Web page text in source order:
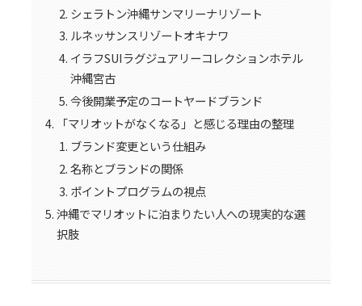
シェラトン沖縄サンマリーナリゾート
ルネッサンスリゾートオキナワ
イラフSUIラグジュアリーコレクションホテル
沖縄宮古
今後開業予定のコートヤードブランド
「マリオットがなくなる」と感じる理由の整理
ブランド変更という仕組み
名称とブランドの関係
ポイントプログラムの視点
沖縄でマリオットに泊まりたい人への現実的な選
択肢